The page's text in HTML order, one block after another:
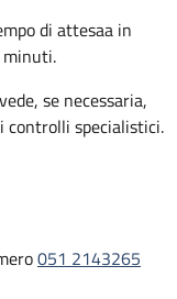
di attesaa in
se necessaria,
controlli specialistici.
051 2143265